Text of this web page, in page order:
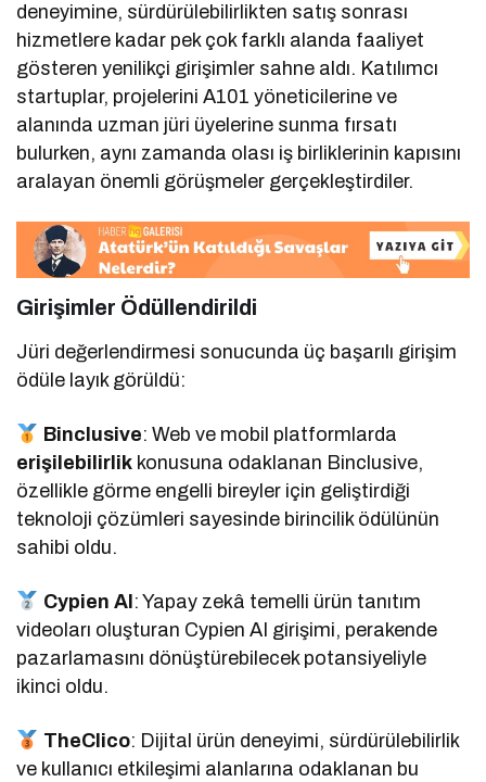
deneyimine, sürdürülebilirlikten satış sonrası
hizmetlere kadar pek çok farklı alanda faaliyet
gösteren yenilikçi girişimler sahne aldı. Katılımcı
startuplar, projelerini A101 yöneticilerine ve
alanında uzman jüri üyelerine sunma fırsatı
bulurken, aynı zamanda olası iş birliklerinin kapısını
aralayan önemli görüşmeler gerçekleştirdiler.
Girişimler Ödüllendirildi
Jüri değerlendirmesi sonucunda üç başarılı girişim
ödüle layık görüldü:
Binclusive: Web ve mobil platformlarda
erişilebilirlik konusuna odaklanan Binclusive,
özellikle görme engelli bireyler için geliştirdiği
teknoloji çözümleri sayesinde birincilik ödülünün
sahibi oldu.
Cypien AI: Yapay zekâ temelli ürün tanıtım
videoları oluşturan Cypien AI girişimi, perakende
pazarlamasını dönüştürebilecek potansiyeliyle
ikinci oldu.
TheClico: Dijital ürün deneyimi, sürdürülebilirlik
ve kullanıcı etkileşimi alanlarına odaklanan bu